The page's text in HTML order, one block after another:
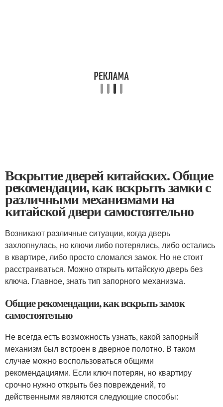
Вскрытие дверей китайских. Общие
рекомендации, как вскрыть замки с
различными механизмами на
китайской двери самостоятельно
Возникают различные ситуации, когда дверь
захлопнулась, но ключи либо потерялись, либо остались
в квартире, либо просто сломался замок. Но не стоит
расстраиваться. Можно открыть китайскую дверь без
ключа. Главное, знать тип запорного механизма.
Общие рекомендации, как вскрыть замок
самостоятельно
Не всегда есть возможность узнать, какой запорный
механизм был встроен в дверное полотно. В таком
случае можно воспользоваться общими
рекомендациями. Если ключ потерян, но квартиру
срочно нужно открыть без повреждений, то
действенными являются следующие способы: